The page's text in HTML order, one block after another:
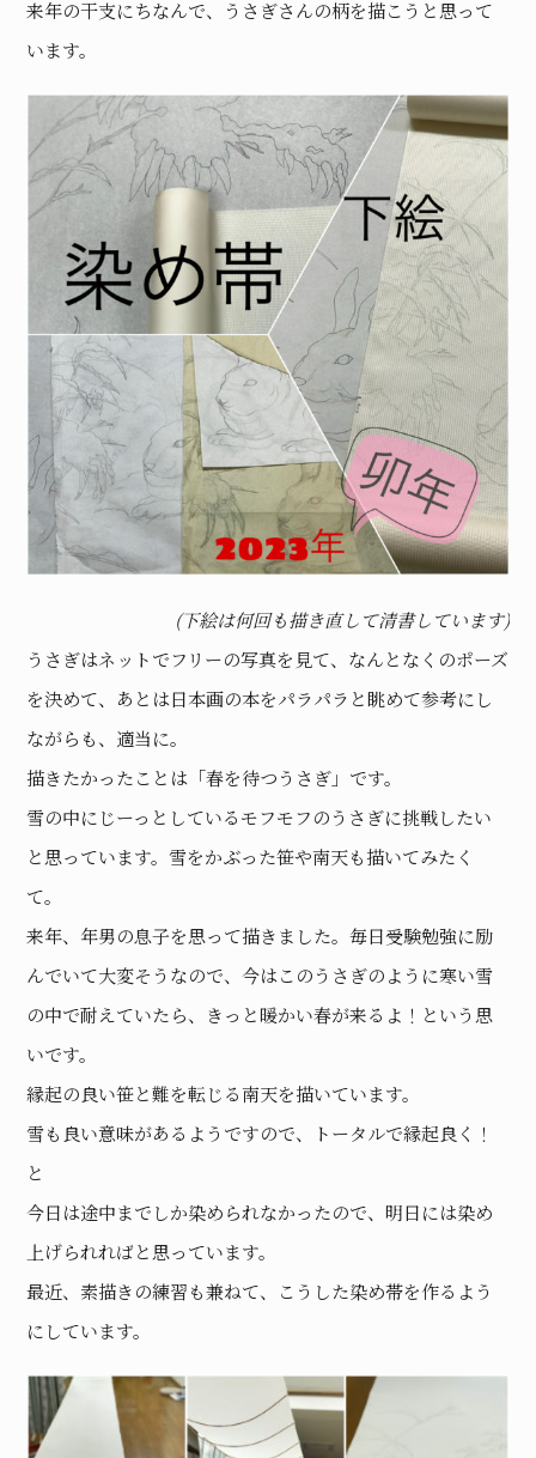
来年の干支にちなんで、うさぎさんの柄を描こうと思って
います。
(下絵は何回も描き直して清書しています)
うさぎはネットでフリーの写真を見て、なんとなくのポーズ
を決めて、あとは日本画の本をパラパラと眺めて参考にし
ながらも、適当に。
描きたかったことは「春を待つうさぎ」です。
雪の中にじーっとしているモフモフのうさぎに挑戦したい
と思っています。雪をかぶった笹や南天も描いてみたく
て。
来年、年男の息子を思って描きました。毎日受験勉強に励
んでいて大変そうなので、今はこのうさぎのように寒い雪
の中で耐えていたら、きっと暖かい春が来るよ！という思
いです。
縁起の良い笹と難を転じる南天を描いています。
雪も良い意味があるようですので、トータルで縁起良く！
と
今日は途中までしか染められなかったので、明日には染め
上げられればと思っています。
最近、素描きの練習も兼ねて、こうした染め帯を作るよう
にしています。